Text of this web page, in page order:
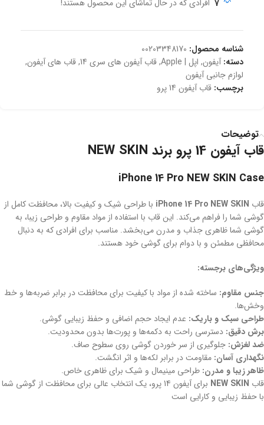
7 افرادی که در حال تماشای این محصول هستند!
شناسه محصول: 00203348170
دسته: آیفون, اپل | Apple ,قاب آیفون های سری 14 ,قاب های آیفون,
لوازم جانبی آیفون
برچسب: قاب آیفون 14 پرو
توضیحات
قاب آیفون 14 پرو برند NEW SKIN
iPhone 14 Pro NEW SKIN Case
قاب iPhone 14 Pro NEW SKIN با طراحی شیک و کیفیت بالا، محافظت کامل از
گوشی شما را فراهم می‌کند. این قاب با استفاده از مواد مقاوم و طراحی زیبا، به
گوشی شما ظاهری جذاب و مدرن می‌بخشد. مناسب برای افرادی که به دنبال
محافظی مطمئن و با دوام برای گوشی خود هستند.
ویژگی‌های برجسته:
جنس مقاوم: ساخته شده از مواد با کیفیت برای محافظت در برابر ضربه‌ها و خط‌
وخش‌ها.
طراحی سبک و باریک: عدم ایجاد حجم اضافی و حفظ زیبایی گوشی.
برش دقیق: دسترسی راحت به دکمه‌ها و پورت‌ها بدون محدودیت.
ضد لغزش: جلوگیری از سر خوردن گوشی روی سطوح صاف.
نگهداری آسان: مقاومت در برابر لکه‌ها و اثر انگشت.
ظاهر زیبا و مدرن: طراحی مینیمال و شیک برای ظاهری خاص.
قاب NEW SKIN
برای آیفون 14 پرو، یک انتخاب عالی برای محافظت از گوشی شما
با حفظ زیبایی و کارایی است